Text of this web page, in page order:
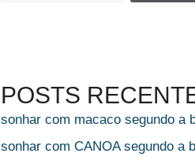
POSTS
sonhar com macaco segundo a
sonhar com CANOA segundo a